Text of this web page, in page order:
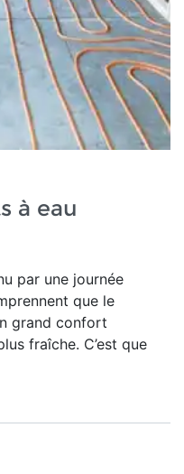
à eau
par une journée
que le
grand confort
fraîche. C’est que